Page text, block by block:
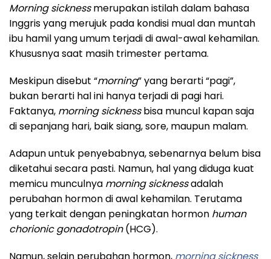
Morning sicknessmerupakan istilah dalam bahasa
Inggris yang merujuk pada kondisi mual dan muntah
ibu hamil yang umum terjadi di awal-awal kehamilan.
Khususnya saat masih trimester pertama.
Meskipun disebut “morning” yang berarti “pagi”,
bukan berarti hal ini hanya terjadi di pagi hari.
Faktanya, morning sicknessbisa muncul kapan saja
di sepanjang hari, baik siang, sore, maupun malam.
Adapun untuk penyebabnya, sebenarnya belum bisa
diketahui secara pasti. Namun, hal yang diduga kuat
memicu munculnya morning sicknessadalah
perubahan hormon di awal kehamilan. Terutama
yang terkait dengan peningkatan hormon human
chorionic gonadotropin(HCG).
Namun, selain perubahan hormon, morning sickness